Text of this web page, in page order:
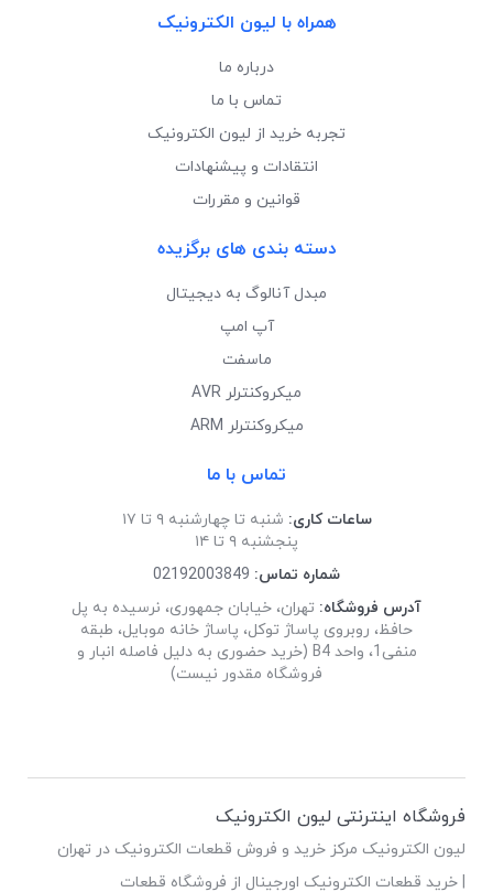
همراه با لیون الکترونیک
درباره ما
تماس با ما
تجربه خرید از لیون الکترونیک
انتقادات و پیشنهادات
قوانین و مقررات
دسته بندی های برگزیده
مبدل آنالوگ به دیجیتال
آپ امپ
ماسفت
میکروکنترلر AVR
میکروکنترلر ARM
تماس با ما
ساعات کاری:شنبه تا چهارشنبه ۹ تا ۱۷
پنجشنبه ۹ تا ۱۴
شماره تماس: 02192003849
آدرس فروشگاه:تهران، خیابان جمهوری، نرسیده به پل
حافظ، روبروی پاساژ توکل، پاساژ خانه موبایل، طبقه
منفی1، واحد B4 (خرید حضوری به دلیل فاصله انبار و
فروشگاه مقدور نیست)
فروشگاه اینترنتی لیون الکترونیک
لیون الکترونیک مرکز خرید و فروش قطعات الکترونیک در تهران
| خرید قطعات الکترونیک اورجینال از فروشگاه قطعات